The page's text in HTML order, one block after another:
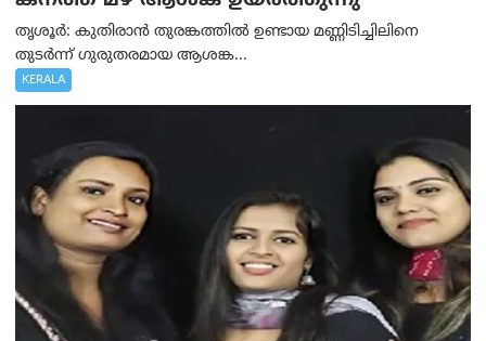
തൃശൂർ: കുതിരാൻ തുരങ്കത്തിൽ ഉണ്ടായ മണ്ണിടിച്ചിലിനെ
തുടർന്ന് ഗുരുതരമായ ആശങ്ക...
KERALA